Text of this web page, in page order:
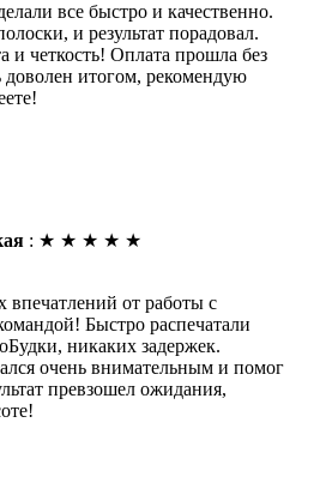
все быстро и качественно.
и результат порадовал.
и четкость! Оплата прошла без
итогом, рекомендую
: ★ ★ ★ ★ ★
от работы с
Быстро распечатали
никаких задержек.
очень внимательным и помог
превзошел ожидания,